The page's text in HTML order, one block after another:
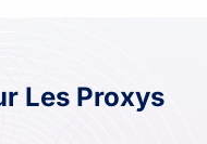
Les Proxys